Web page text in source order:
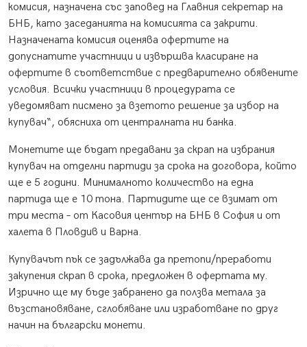
комисия, назначена със заповед на Главния секретар на
БНБ, като заседанията на комисията са закрити.
Назначената комисия оценява офертите на
допуснатите участници и извършва класиране на
офертите в съответствие с предварително обявените
условия. Всички участници в процедурата се
уведомяват писмено за взетото решение за избор на
купувач“, обясниха от централната ни банка.
Монетите ще бъдат предавани за скрап на избрания
купувач на отделни партиди за срока на договора, който
ще е 5 години. Минималното количество на една
партида ще е 10 тона. Партидите ще се взимат от
три места – от Касовия център на БНБ в София и от
халета в Пловдив и Варна.
Купувачът пък се задължава да претопи/преработи
закупения скрап в срока, предложен в офертата му.
Изрично ще му бъде забранено да ползва метала за
възстановяване, сглобяване или изработване по друг
начин на български монети.